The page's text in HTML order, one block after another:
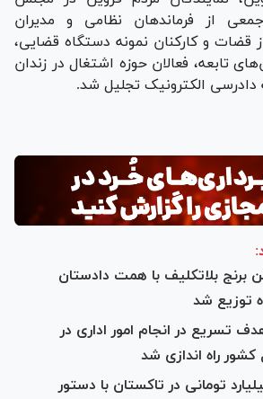
از فرماندهان نظامی و مدیران
قضات و کارکنان نمونه دستگاه قضایی،
تابعه، فعالان حوزه اشتغال در زندان
دادرسی الکترونیک تجلیل شد.
برنج بلاتکلیف با همت دادستان
توزیع شد
هدف تسریع در انجام امور اداری در
راه اندازی شد
۶۰ میلیارد تومانی در تاکستان با دستور